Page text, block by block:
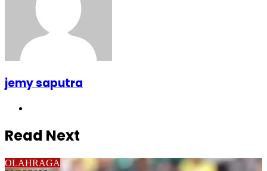
jemy saputra
Read Next
OLAHRAGA